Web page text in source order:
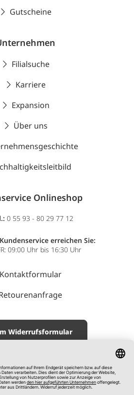
Gutscheine
Filialsuche
Karriere
Expansion
Über uns
Onlineshop
0 55 93 - 80 29 77 12
erreichen Sie:
09:00 Uhr bis 16:30 Uhr
Kontaktformular
Widerrufsformular
Impressum
AGB